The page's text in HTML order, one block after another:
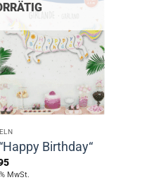
Birthday“
MwSt.